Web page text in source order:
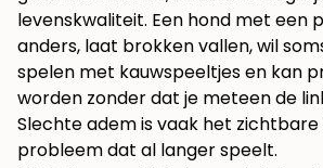
levenskwaliteit. Een hond met een
anders, laat brokken vallen, wil
spelen met kauwspeeltjes en kan
worden zonder dat je meteen de
Slechte adem is vaak het
probleem dat al langer speelt.